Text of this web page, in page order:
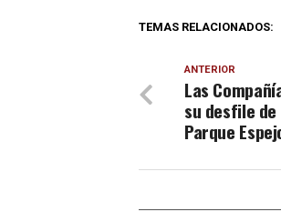
TEMAS RELACIONADOS:
ANTERIOR
Las
su desfile
Parque